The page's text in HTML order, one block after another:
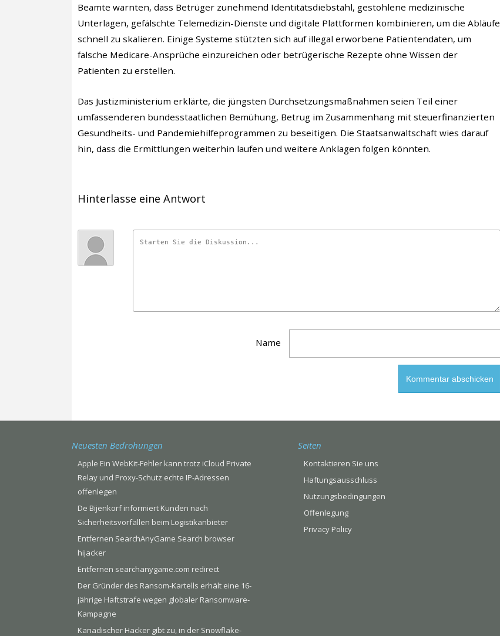
Beamte warnten, dass Betrüger zunehmend Identitätsdiebstahl, gestohlene medizinische
Unterlagen, gefälschte Telemedizin-Dienste und digitale Plattformen kombinieren, um die Abläufe
schnell zu skalieren. Einige Systeme stützten sich auf illegal erworbene Patientendaten, um
falsche Medicare-Ansprüche einzureichen oder betrügerische Rezepte ohne Wissen der
Patienten zu erstellen.
Das Justizministerium erklärte, die jüngsten Durchsetzungsmaßnahmen seien Teil einer
umfassenderen bundesstaatlichen Bemühung, Betrug im Zusammenhang mit steuerfinanzierten
Gesundheits- und Pandemiehilfeprogrammen zu beseitigen. Die Staatsanwaltschaft wies darauf
hin, dass die Ermittlungen weiterhin laufen und weitere Anklagen folgen könnten.
Hinterlasse eine Antwort
Name
Neuesten Bedrohungen
Apple Ein WebKit-Fehler kann trotz iCloud Private
Relay und Proxy-Schutz echte IP-Adressen
offenlegen
De Bijenkorf informiert Kunden nach
Sicherheitsvorfällen beim Logistikanbieter
Entfernen SearchAnyGame Search browser
hijacker
Entfernen searchanygame.com redirect
Der Gründer des Ransom-Kartells erhält eine 16-
jährige Haftstrafe wegen globaler Ransomware-
Kampagne
Kanadischer Hacker gibt zu, in der Snowflake-
Seiten
Kontaktieren Sie uns
Haftungsausschluss
Nutzungsbedingungen
Offenlegung
Privacy Policy